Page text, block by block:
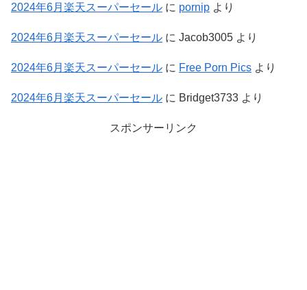
2024年6月楽天スーパーセール に pornip より
2024年6月楽天スーパーセール に Jacob3005 より
2024年6月楽天スーパーセール に Free Porn Pics より
2024年6月楽天スーパーセール に Bridget3733 より
スポンサーリンク